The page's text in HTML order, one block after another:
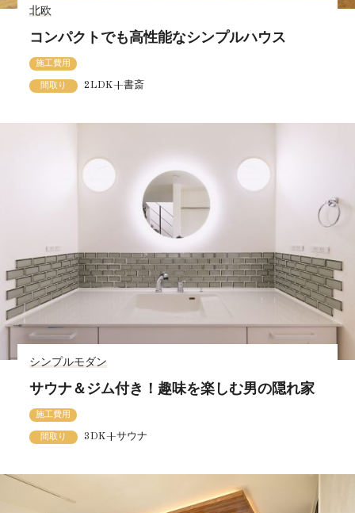
北欧
コンパクトでも高性能なシンプルハウス
施工費用
間取り 2LDK+書斎
シンプルモダン
サウナ＆ジム付き！趣味を楽しむ男の隠れ家
施工費用
間取り 3DK+サウナ